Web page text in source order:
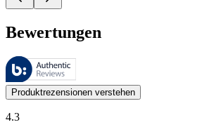
Bewertungen
Diese Bewertungen werden von Bazaarvoice
Kundenmeinungen in Form von Produkt- und
Produktrezensionen verstehen
4.3